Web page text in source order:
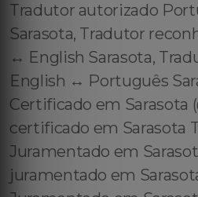
Tradutor autorizado
Sarasota, Tradutor
↔️ English Sarasota,
English ↔️ Português
Certificado em Sarasota
certificado em Sarasota
Juramentado em
juramentado em